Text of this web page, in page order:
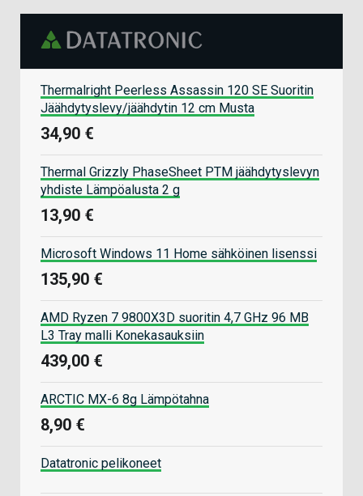
Thermalright Peerless Assassin 120 SE Suoritin
Jäähdytyslevy/jäähdytin 12 cm Musta
34,90 €
Thermal Grizzly PhaseSheet PTM jäähdytyslevyn
yhdiste Lämpöalusta 2 g
13,90 €
Microsoft Windows 11 Home sähköinen lisenssi
135,90 €
AMD Ryzen 7 9800X3D suoritin 4,7 GHz 96 MB
L3 Tray malli Konekasauksiin
439,00 €
ARCTIC MX-6 8g Lämpötahna
8,90 €
Datatronic pelikoneet